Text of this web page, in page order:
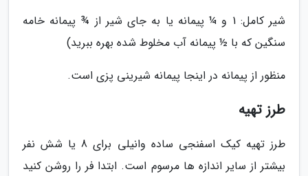
شیر کامل: 1 و ¼ پیمانه یا به جای شیر از ¾ پیمانه خامه
سنگین که با ½ پیمانه آب مخلوط شده بهره ببرید)
منظور از پیمانه در اینجا پیمانه شیرینی پزی است.
طرز تهیه
طرز تهیه کیک اسفنجی ساده وانیلی برای 8 یا شش نفر
بیشتر از سایر اندازه ها مرسوم است. ابتدا فر را روشن کنید